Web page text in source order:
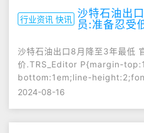
行业资讯 快讯 沙特石油出
员:准备忍受
沙特石油出口8月降至3年最低
价.TRS_Editor P{margin-
bottom:1em;line-
2024-08-16